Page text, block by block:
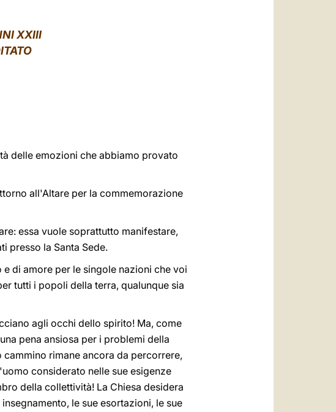
XXIII
delle emozioni che abbiamo provato
all'Altare per la commemorazione
essa vuole soprattutto manifestare,
presso la Santa Sede.
di amore per le singole nazioni che voi
tutti i popoli della terra, qualunque sia
agli occhi dello spirito! Ma, come
pena ansiosa per i problemi della
rimane ancora da percorrere,
considerato nelle sue esigenze
della collettività! La Chiesa desidera
le sue esortazioni, le sue